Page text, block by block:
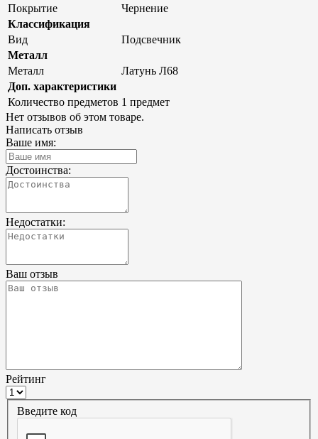
Покрытие
Чернение
Классификация
Вид
Подсвечник
Металл
Металл
Латунь Л68
Доп. характеристики
Количество предметов 1 предмет
Нет отзывов об этом товаре.
Написать отзыв
Ваше имя:
Достоинства:
Недостатки:
Ваш отзыв
Рейтинг
Введите код